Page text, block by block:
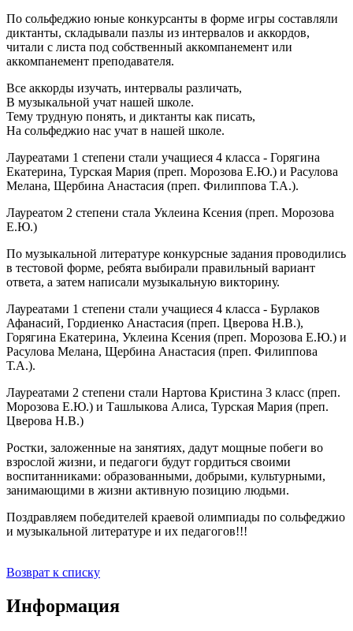
По сольфеджио юные конкурсанты в форме игры составляли
диктанты, складывали пазлы из интервалов и аккордов,
читали с листа под собственный аккомпанемент или
аккомпанемент преподавателя.
Все аккорды изучать, интервалы различать,
В музыкальной учат нашей школе.
Тему трудную понять, и диктанты как писать,
На сольфеджио нас учат в нашей школе.
Лауреатами 1 степени стали учащиеся 4 класса - Горягина
Екатерина, Турская Мария (преп. Морозова Е.Ю.) и Расулова
Мелана, Щербина Анастасия (преп. Филиппова Т.А.).
Лауреатом 2 степени стала Уклеина Ксения (преп. Морозова
Е.Ю.)
По музыкальной литературе конкурсные задания проводились
в тестовой форме, ребята выбирали правильный вариант
ответа, а затем написали музыкальную викторину.
Лауреатами 1 степени стали учащиеся 4 класса - Бурлаков
Афанасий, Гордиенко Анастасия (преп. Цверова Н.В.),
Горягина Екатерина, Уклеина Ксения (преп. Морозова Е.Ю.) и
Расулова Мелана, Щербина Анастасия (преп. Филиппова
Т.А.).
Лауреатами 2 степени стали Нартова Кристина 3 класс (преп.
Морозова Е.Ю.) и Ташлыкова Алиса, Турская Мария (преп.
Цверова Н.В.)
Ростки, заложенные на занятиях, дадут мощные побеги во
взрослой жизни, и педагоги будут гордиться своими
воспитанниками: образованными, добрыми, культурными,
занимающими в жизни активную позицию людьми.
Поздравляем победителей краевой олимпиады по сольфеджио
и музыкальной литературе и их педагогов!!!
Возврат к списку
Информация